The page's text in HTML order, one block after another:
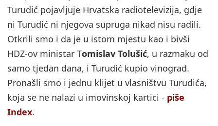
Turudić pojavljuje Hrvatska radiotelevizija, gdje
ni Turudić ni njegova supruga nikad nisu radili.
Otkrili smo i da je u istom mjestu kao i bivši
HDZ-ov ministar Tomislav Tolušić, u razmaku od
samo tjedan dana, i Turudić kupio vinograd.
Pronašli smo i jednu klijet u vlasništvu Turudića,
koja se ne nalazi u imovinskoj kartici - piše
Index.